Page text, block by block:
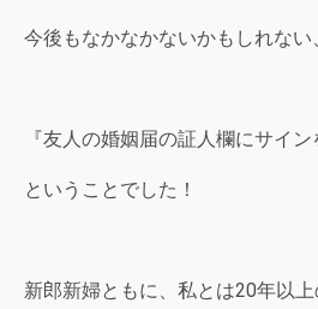
今後もなかなかないかもしれな
『友人の婚姻届の証人欄にサイン
ということでした！
新郎新婦ともに、私とは20年以